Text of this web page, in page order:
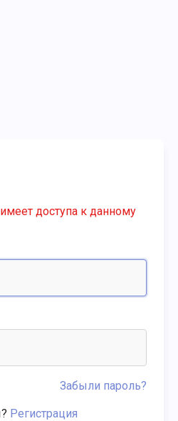
доступа к данному
Забыли пароль?
Регистрация